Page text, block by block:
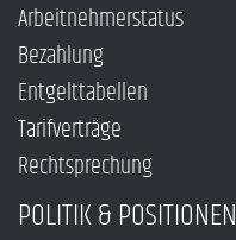
Arbeitnehmerstatus
Bezahlung
Entgelttabellen
Tarifverträge
Rechtsprechung
POLITIK & POSITIONEN